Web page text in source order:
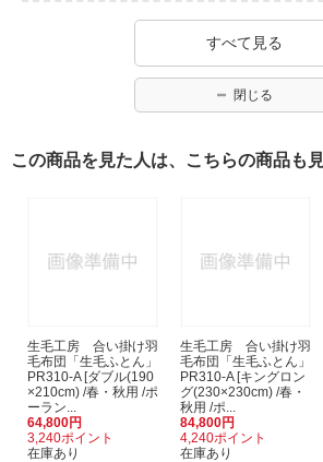
すべて見る
閉じる
この商品を見た人は、こちらの商品も
生毛工房 合い掛け羽
毛布団「生毛ふとん」
PR310-A [ダブル(190
×210cm) /春・秋用 /ポ
ーラン...
64,800円
3,240ポイント
在庫あり
生毛工房 合い掛け羽
毛布団「生毛ふとん」
PR310-A [キングロン
グ(230×230cm) /春・
秋用 /ポ...
84,800円
4,240ポイント
在庫あり